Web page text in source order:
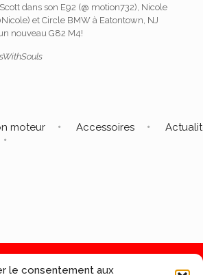
le consentement aux
dans son E92 (@ motion732), Nicole
et Circle BMW à Eatontown, NJ
nouveau G82 M4!
moteur Accessoires